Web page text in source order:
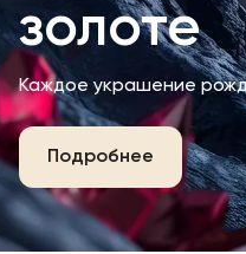
золоте
Каждое украшение
Подробнее